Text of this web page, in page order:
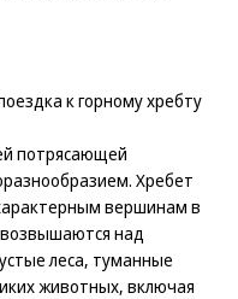
к горному хребту
потрясающей
Хребет
вершинам в
над
леса, туманные
животных, включая